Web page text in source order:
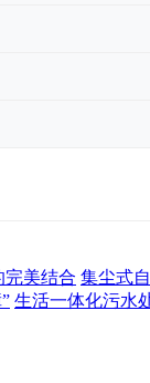
美结合 集尘式
生活一体化污水